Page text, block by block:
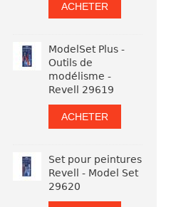
ACHETER
ModelSet Plus -
Outils de
modélisme -
Revell 29619
ACHETER
Set pour peintures
Revell - Model Set
29620